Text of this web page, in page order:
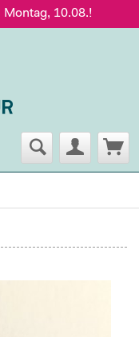
Montag, 10.08.!
€ Warenwert
10.08.!